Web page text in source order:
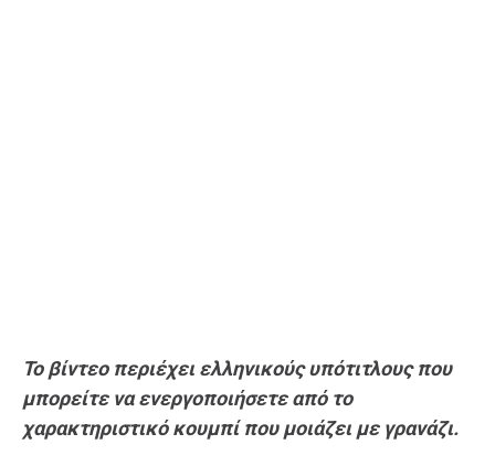
Το βίντεο περιέχει ελληνικούς υπότιτλους που
μπορείτε να ενεργοποιήσετε από το
χαρακτηριστικό κουμπί που μοιάζει με γρανάζι.